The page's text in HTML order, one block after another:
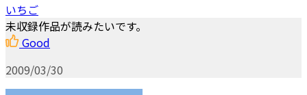
いちご
未収録作品が読みたいです。
Good
2009/03/30